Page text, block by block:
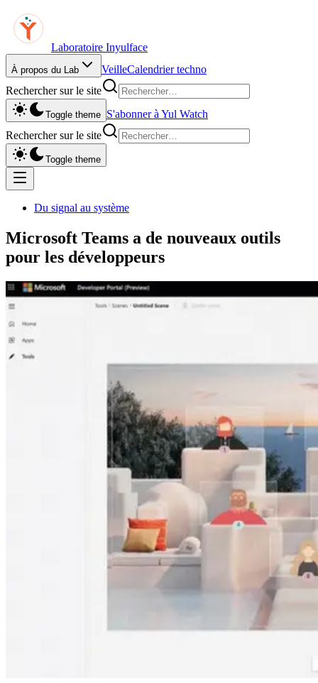
Laboratoire Inyulface
À propos du Lab VeilleCalendrier techno
Rechercher sur le site
Toggle theme S'abonner à Yul Watch
Rechercher sur le site
Toggle theme
Du signal au système
Microsoft Teams a de nouveaux outils
pour les développeurs